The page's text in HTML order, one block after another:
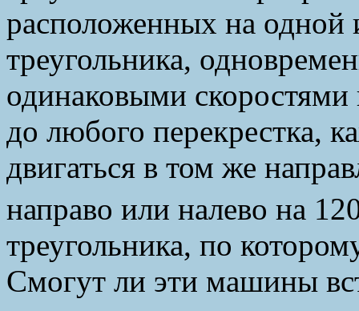
расположенных на одной
треугольника,
одинаковыми
до любого перекрестка,
двигаться в том же
направо или налево на
треугольника, по
Смогут ли эти машины